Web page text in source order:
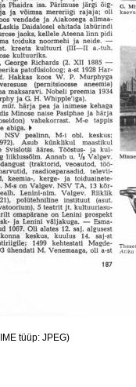
tüüp: JPEG)